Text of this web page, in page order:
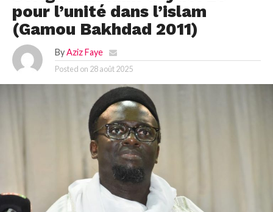
pour l’unité dans l’islam
(Gamou Bakhdad 2011)
By Aziz Faye
Posted on 28 août 2025